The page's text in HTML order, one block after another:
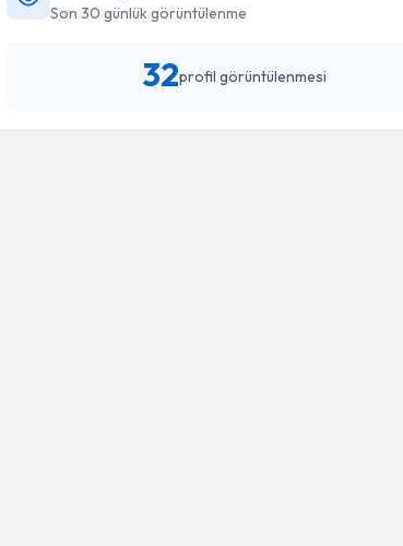
Son 30 günlük görüntülenme
32profil görüntülenmesi